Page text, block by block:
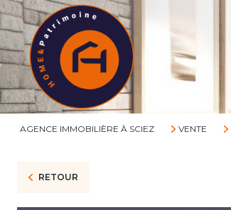
AGENCE IMMOBILIÈRE À SCIEZ VENTE
RETOUR